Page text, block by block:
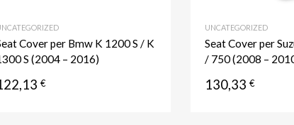
Cover per Bmw K 1200 S / K
S (2004 – 2016)
€
UNCATEGORIZED
Seat Cover per
/ 750 (2008 –
130,33 €